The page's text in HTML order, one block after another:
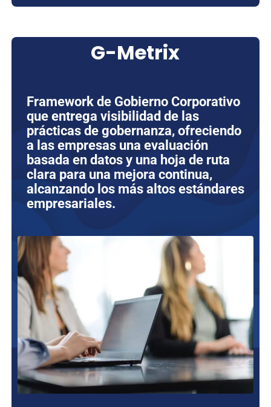
G-Metrix
Framework de Gobierno Corporativo
que entrega visibilidad de las
prácticas de gobernanza, ofreciendo
a las empresas una evaluación
basada en datos y una hoja de ruta
clara para una mejora continua,
alcanzando los más altos estándares
empresariales.